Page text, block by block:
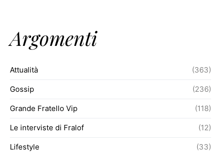
Argomenti
Attualità (363)
Gossip (236)
Grande Fratello Vip (118)
Le interviste di Fralof (12)
Lifestyle (33)